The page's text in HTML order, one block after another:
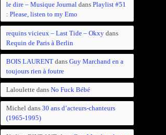
le dire – Musique Journaldans Playlist #51
: Please, listen to my Emo
requins vicieux – Last Tide – Okxydans
Requin de Paris à Berlin
BOIS LAURENTdans Guy Marchand en a
toujours rien à foutre
Laloulettedans No Fuck Bébé
Micheldans 30 ans d’acteurs-chanteurs
(1965-1995)